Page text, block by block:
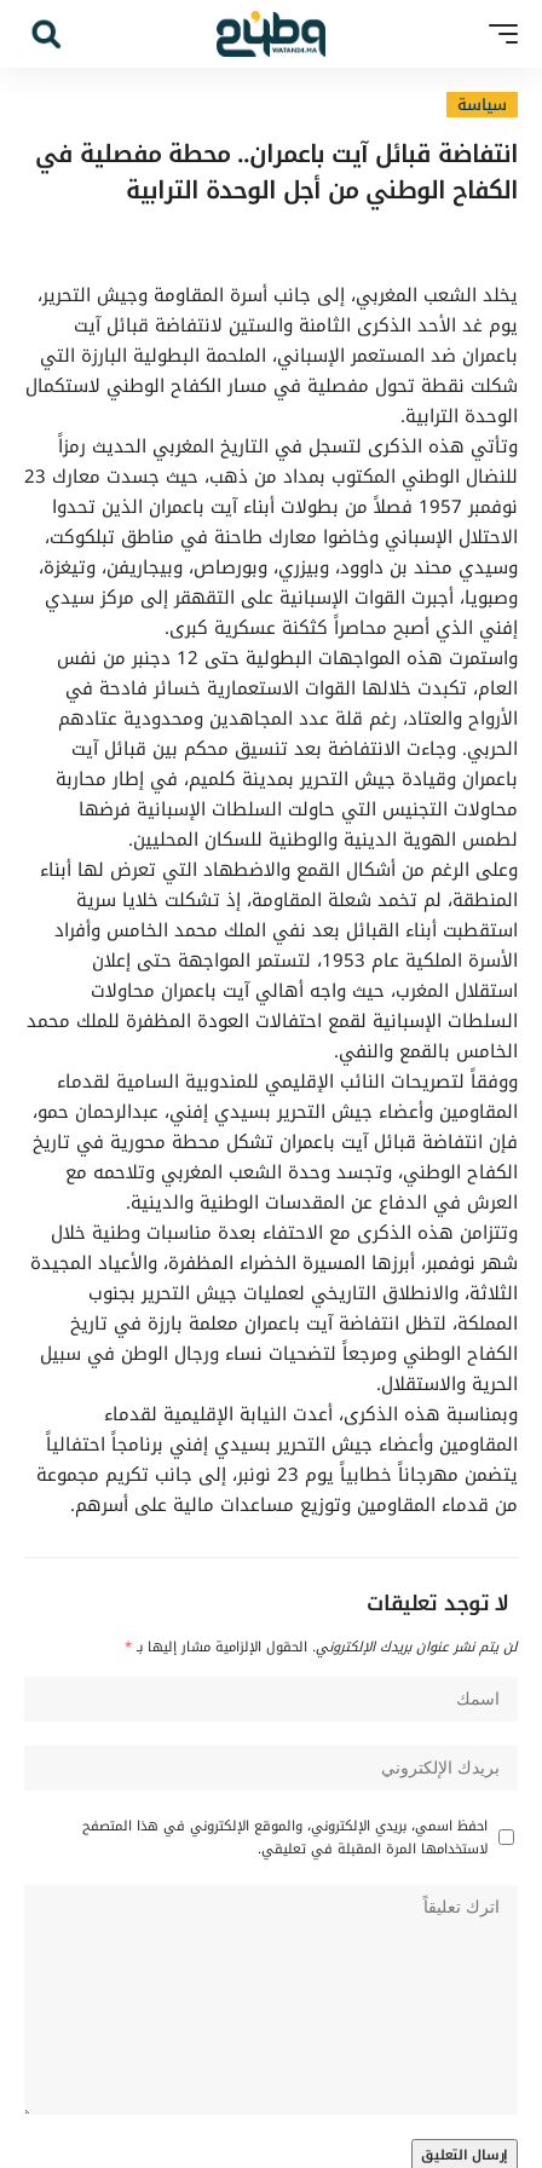
سياسة
انتفاضة قبائل آيت باعمران.. محطة مفصلية في
الكفاح الوطني من أجل الوحدة الترابية
يخلد الشعب المغربي، إلى جانب أسرة المقاومة وجيش التحرير،
يوم غد الأحد الذكرى الثامنة والستين لانتفاضة قبائل آيت
باعمران ضد المستعمر الإسباني، الملحمة البطولية البارزة التي
شكلت نقطة تحول مفصلية في مسار الكفاح الوطني لاستكمال
الوحدة الترابية.
وتأتي هذه الذكرى لتسجل في التاريخ المغربي الحديث رمزاً
للنضال الوطني المكتوب بمداد من ذهب، حيث جسدت معارك 23
نوفمبر 1957 فصلاً من بطولات أبناء آيت باعمران الذين تحدوا
الاحتلال الإسباني وخاضوا معارك طاحنة في مناطق تبلكوكت،
وسيدي محند بن داوود، وبيزري، وبورصاص، وبيجاريفن، وتيغزة،
وصبويا، أجبرت القوات الإسبانية على التقهقر إلى مركز سيدي
إفني الذي أصبح محاصراً كثكنة عسكرية كبرى.
واستمرت هذه المواجهات البطولية حتى 12 دجنبر من نفس
العام، تكبدت خلالها القوات الاستعمارية خسائر فادحة في
الأرواح والعتاد، رغم قلة عدد المجاهدين ومحدودية عتادهم
الحربي. وجاءت الانتفاضة بعد تنسيق محكم بين قبائل آيت
باعمران وقيادة جيش التحرير بمدينة كلميم، في إطار محاربة
محاولات التجنيس التي حاولت السلطات الإسبانية فرضها
لطمس الهوية الدينية والوطنية للسكان المحليين.
وعلى الرغم من أشكال القمع والاضطهاد التي تعرض لها أبناء
المنطقة، لم تخمد شعلة المقاومة، إذ تشكلت خلايا سرية
استقطبت أبناء القبائل بعد نفي الملك محمد الخامس وأفراد
الأسرة الملكية عام 1953، لتستمر المواجهة حتى إعلان
استقلال المغرب، حيث واجه أهالي آيت باعمران محاولات
السلطات الإسبانية لقمع احتفالات العودة المظفرة للملك محمد
الخامس بالقمع والنفي.
ووفقاً لتصريحات النائب الإقليمي للمندوبية السامية لقدماء
المقاومين وأعضاء جيش التحرير بسيدي إفني، عبدالرحمان حمو،
فإن انتفاضة قبائل آيت باعمران تشكل محطة محورية في تاريخ
الكفاح الوطني، وتجسد وحدة الشعب المغربي وتلاحمه مع
العرش في الدفاع عن المقدسات الوطنية والدينية.
وتتزامن هذه الذكرى مع الاحتفاء بعدة مناسبات وطنية خلال
شهر نوفمبر، أبرزها المسيرة الخضراء المظفرة، والأعياد المجيدة
الثلاثة، والانطلاق التاريخي لعمليات جيش التحرير بجنوب
المملكة، لتظل انتفاضة آيت باعمران معلمة بارزة في تاريخ
الكفاح الوطني ومرجعاً لتضحيات نساء ورجال الوطن في سبيل
الحرية والاستقلال.
وبمناسبة هذه الذكرى، أعدت النيابة الإقليمية لقدماء
المقاومين وأعضاء جيش التحرير بسيدي إفني برنامجاً احتفالياً
يتضمن مهرجاناً خطابياً يوم 23 نونبر، إلى جانب تكريم مجموعة
من قدماء المقاومين وتوزيع مساعدات مالية على أسرهم.
لا توجد تعليقات
لن يتم نشر عنوان بريدك الإلكتروني. الحقول الإلزامية مشار إليها بـ*
احفظ اسمي، بريدي الإلكتروني، والموقع الإلكتروني في هذا المتصفح
لاستخدامها المرة المقبلة في تعليقي.